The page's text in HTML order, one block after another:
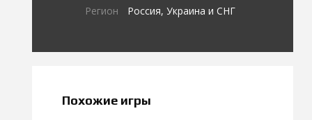
Регион Россия, Украина и СНГ
Похожие игры